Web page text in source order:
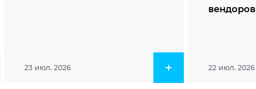
23 июл. 2026
вендоров
22 июл. 2026